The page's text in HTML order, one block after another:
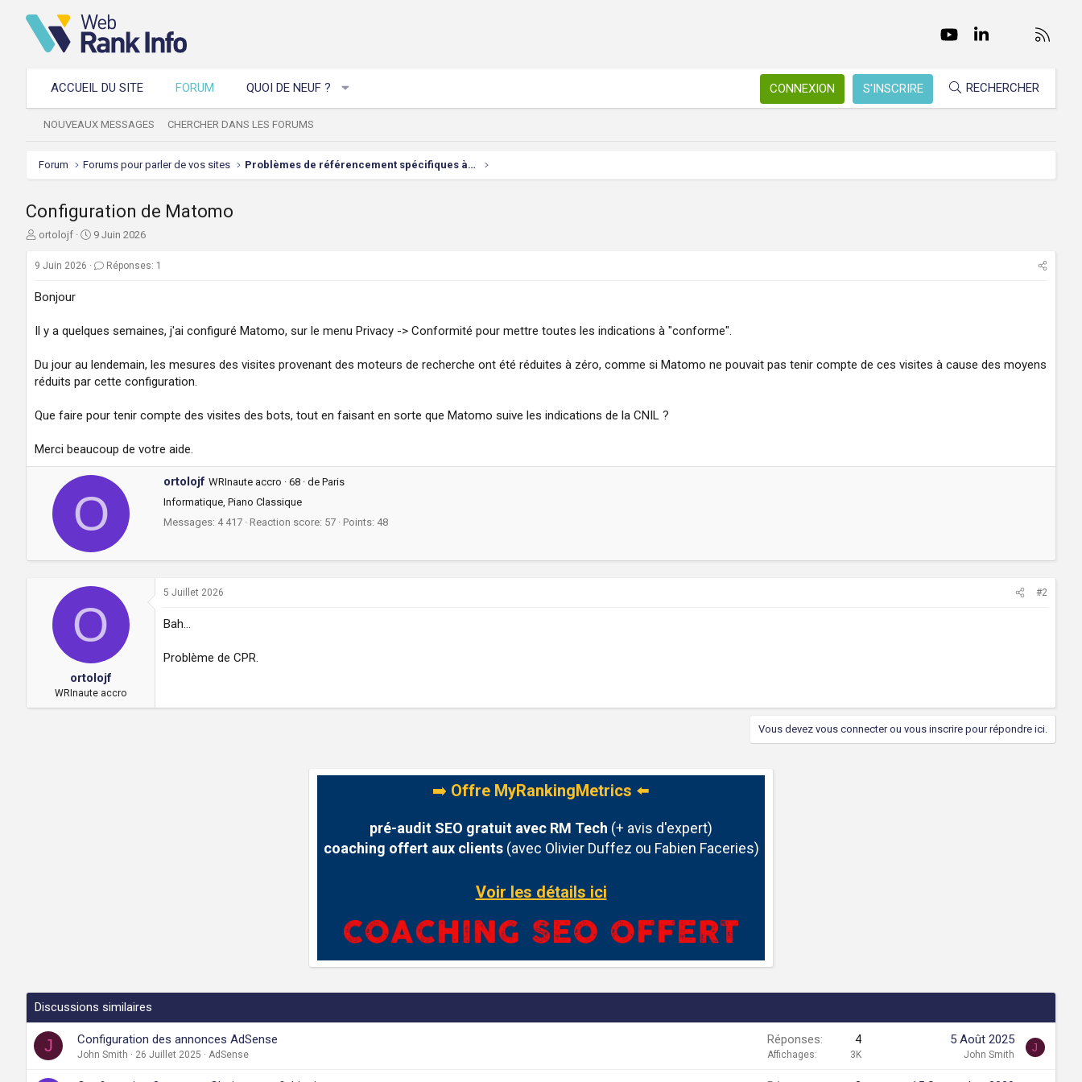
FacebookTwitter youtubeLinkedInNous
ACCUEIL DU SITE FORUM QUOI DE NEUF ? CONNEXION S'INSCRIRE RECHERCHER
NOUVEAUX MESSAGES CHERCHER DANS LES FORUMS
Forum Forums pour parler de vos sites Problèmes de référencement spécifiques à vos sites
Configuration de Matomo
A
t
u
e
a
d
s
c
s
s
ortolojf
D
t
é
u
t
9 Juin 2026
9 Juin 2026 Réponses: 1
Bonjour
Il y a quelques semaines, j'ai configuré Matomo, sur le menu Privacy -> Conformité pour mettre toutes les indications à "conforme".
Du jour au lendemain, les mesures des visites provenant des moteurs de recherche ont été réduites à zéro, comme si Matomo ne pouvait pas tenir compte de ces visites à cause des moyens
réduits par cette configuration.
Que faire pour tenir compte des visites des bots, tout en faisant en sorte que Matomo suive les indications de la CNIL ?
Merci beaucoup de votre aide.
O
W
i
t
y
ortolojf WRInaute accro · 68 · de Paris
Informatique, Piano Classique
Messages 4 417 Reaction score 57 Points 48
O
ortolojf
WRInaute accro
5 Juillet 2026 #2
Bah...
Problème de CPR.
Vous devez vous connecter ou vous inscrire pour répondre ici.
➡️ Offre MyRankingMetrics ⬅️
pré-audit SEO gratuit avec RM Tech (+ avis d'expert)
coaching offert aux clients(avec Olivier Duffez ou Fabien Faceries)
Voir les détails ici
Discussions similaires
J Configuration des annonces AdSense
John Smith 26 Juillet 2025 AdSense
Réponses 4
Affichages 3K
5 Août 2025
John Smith
J